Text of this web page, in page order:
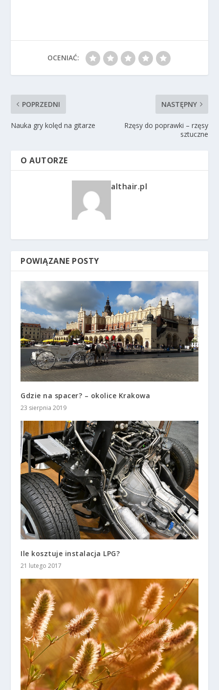
OCENIAĆ:
POPRZEDNI
Nauka gry kolęd na gitarze
NASTĘPNY
Rzęsy do poprawki – rzęsy
sztuczne
O AUTORZE
althair.pl
POWIĄZANE POSTY
Gdzie na spacer? – okolice Krakowa
23 sierpnia 2019
Ile kosztuje instalacja LPG?
21 lutego 2017